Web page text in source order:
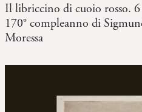
Il libriccino di cuoio rosso.
170° compleanno di
Moressa